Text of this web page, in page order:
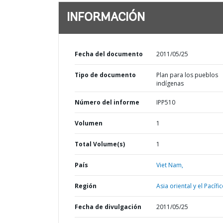
INFORMACIÓN
Fecha del documento 2011/05/25
Tipo de documento
Plan para los pueblos
indígenas
Número del informe IPP510
Volumen 1
Total Volume(s) 1
País Viet Nam,
Región Asia oriental y el
Fecha de divulgación 2011/05/25